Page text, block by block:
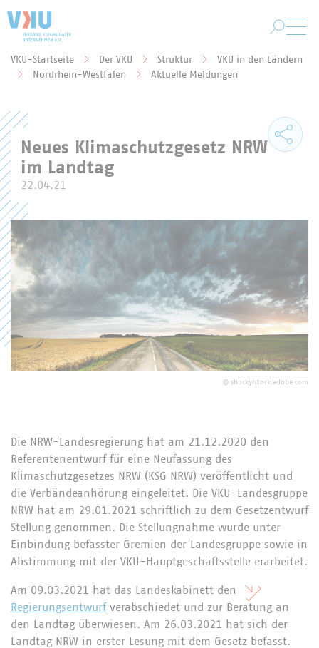
Sie befinden sich hier:
VKU-Startseite Der VKU Struktur
VKU in den Ländern
Nordrhein-Westfalen
Aktuelle Meldungen
Neues Klimaschutzgesetz NRW
im Landtag
22.04.21
© shocky/stock.adobe.com
Die NRW-Landesregierung hat am 21.12.2020 den
Referentenentwurf für eine Neufassung des
Klimaschutzgesetzes NRW (KSG NRW) veröffentlicht und
die Verbändeanhörung eingeleitet. Die VKU-Landesgruppe
NRW hat am 29.01.2021 schriftlich zu dem Gesetzentwurf
Stellung genommen. Die Stellungnahme wurde unter
Einbindung befasster Gremien der Landesgruppe sowie in
Abstimmung mit der VKU-Hauptgeschäftsstelle erarbeitet.
Am 09.03.2021 hat das Landeskabinett den
Regierungsentwurfverabschiedet und zur Beratung an
den Landtag überwiesen. Am 26.03.2021 hat sich der
Landtag NRW in erster Lesung mit dem Gesetz befasst.